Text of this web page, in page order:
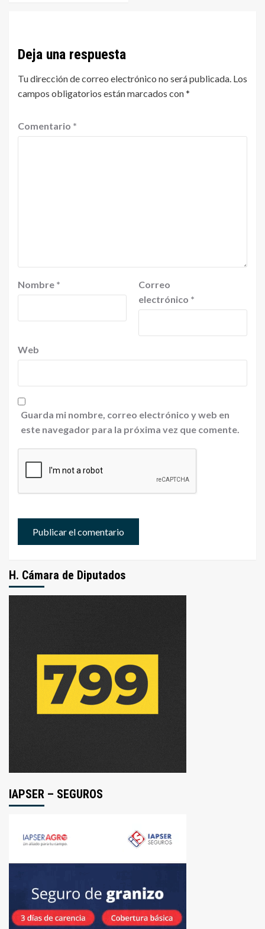
Deja una respuesta
Tu dirección de correo electrónico no será publicada. Los
campos obligatorios están marcados con*
Comentario *
Nombre *
Correo
electrónico *
Web
Guarda mi nombre, correo electrónico y web en
este navegador para la próxima vez que comente.
H. Cámara de Diputados
IAPSER – SEGUROS